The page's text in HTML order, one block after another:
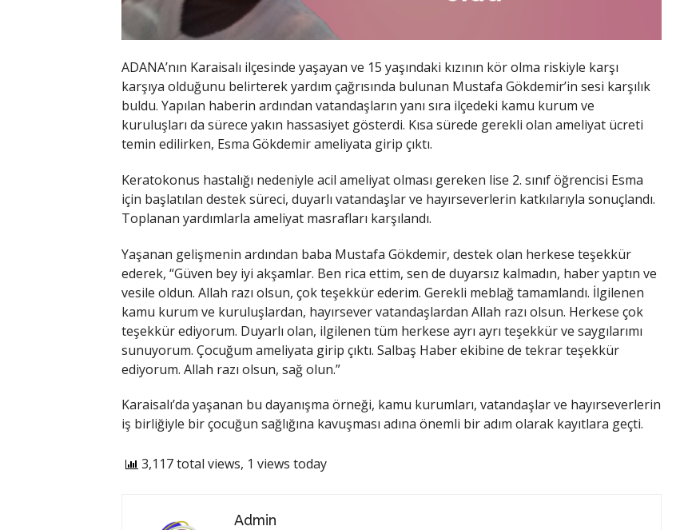
ADANA’nın Karaisalı ilçesinde yaşayan ve 15 yaşındaki kızının kör olma riskiyle karşı
karşıya olduğunu belirterek yardım çağrısında bulunan Mustafa Gökdemir’in sesi karşılık
buldu. Yapılan haberin ardından vatandaşların yanı sıra ilçedeki kamu kurum ve
kuruluşları da sürece yakın hassasiyet gösterdi. Kısa sürede gerekli olan ameliyat ücreti
temin edilirken, Esma Gökdemir ameliyata girip çıktı.
Keratokonus hastalığı nedeniyle acil ameliyat olması gereken lise 2. sınıf öğrencisi Esma
için başlatılan destek süreci, duyarlı vatandaşlar ve hayırseverlerin katkılarıyla sonuçlandı.
Toplanan yardımlarla ameliyat masrafları karşılandı.
Yaşanan gelişmenin ardından baba Mustafa Gökdemir, destek olan herkese teşekkür
ederek, “Güven bey iyi akşamlar. Ben rica ettim, sen de duyarsız kalmadın, haber yaptın ve
vesile oldun. Allah razı olsun, çok teşekkür ederim. Gerekli meblağ tamamlandı. İlgilenen
kamu kurum ve kuruluşlardan, hayırsever vatandaşlardan Allah razı olsun. Herkese çok
teşekkür ediyorum. Duyarlı olan, ilgilenen tüm herkese ayrı ayrı teşekkür ve saygılarımı
sunuyorum. Çocuğum ameliyata girip çıktı. Salbaş Haber ekibine de tekrar teşekkür
ediyorum. Allah razı olsun, sağ olun.”
Karaisalı’da yaşanan bu dayanışma örneği, kamu kurumları, vatandaşlar ve hayırseverlerin
iş birliğiyle bir çocuğun sağlığına kavuşması adına önemli bir adım olarak kayıtlara geçti.
3,117 total views, 1 views today
Admin